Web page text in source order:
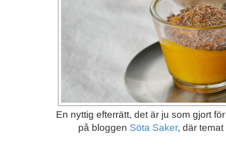
En nyttig efterrätt, det är ju som gjort
på bloggen Söta Saker, där